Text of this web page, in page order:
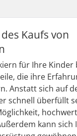
Kaufs von
für Ihre Kinder
die ihre
Anstatt sich auf
schnell überfüllt
kann sich